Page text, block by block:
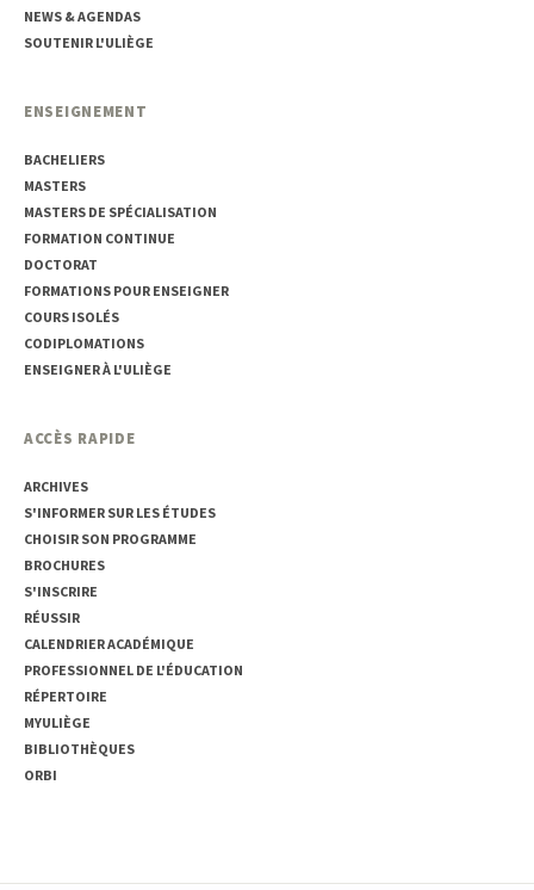
NEWS & AGENDAS
SOUTENIR L'ULIÈGE
ENSEIGNEMENT
BACHELIERS
MASTERS
MASTERS DE SPÉCIALISATION
FORMATION CONTINUE
DOCTORAT
FORMATIONS POUR ENSEIGNER
COURS ISOLÉS
CODIPLOMATIONS
ENSEIGNER À L'ULIÈGE
ACCÈS RAPIDE
ARCHIVES
S'INFORMER SUR LES ÉTUDES
CHOISIR SON PROGRAMME
BROCHURES
S'INSCRIRE
RÉUSSIR
CALENDRIER ACADÉMIQUE
PROFESSIONNEL DE L'ÉDUCATION
RÉPERTOIRE
MYULIÈGE
BIBLIOTHÈQUES
ORBI